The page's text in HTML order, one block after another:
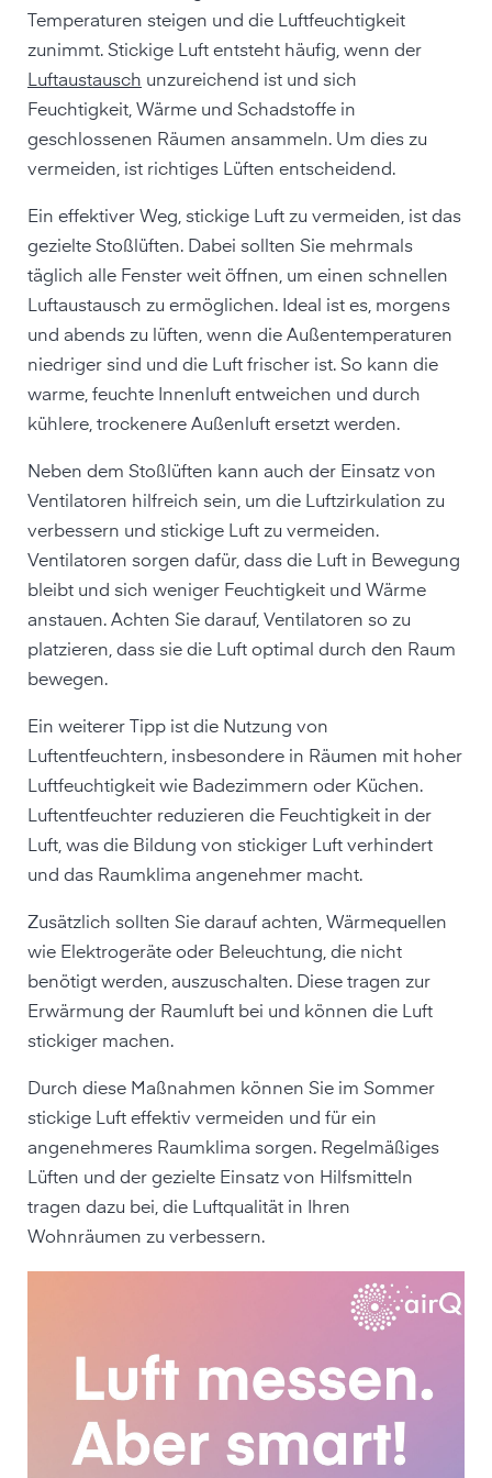
Temperaturen steigen und die Luftfeuchtigkeit
zunimmt. Stickige Luft entsteht häufig, wenn der
Luftaustausch unzureichend ist und sich
Feuchtigkeit, Wärme und Schadstoffe in
geschlossenen Räumen ansammeln. Um dies zu
vermeiden, ist richtiges Lüften entscheidend.
Ein effektiver Weg, stickige Luft zu vermeiden, ist das
gezielte Stoßlüften. Dabei sollten Sie mehrmals
täglich alle Fenster weit öffnen, um einen schnellen
Luftaustausch zu ermöglichen. Ideal ist es, morgens
und abends zu lüften, wenn die Außentemperaturen
niedriger sind und die Luft frischer ist. So kann die
warme, feuchte Innenluft entweichen und durch
kühlere, trockenere Außenluft ersetzt werden.
Neben dem Stoßlüften kann auch der Einsatz von
Ventilatoren hilfreich sein, um die Luftzirkulation zu
verbessern und stickige Luft zu vermeiden.
Ventilatoren sorgen dafür, dass die Luft in Bewegung
bleibt und sich weniger Feuchtigkeit und Wärme
anstauen. Achten Sie darauf, Ventilatoren so zu
platzieren, dass sie die Luft optimal durch den Raum
bewegen.
Ein weiterer Tipp ist die Nutzung von
Luftentfeuchtern, insbesondere in Räumen mit hoher
Luftfeuchtigkeit wie Badezimmern oder Küchen.
Luftentfeuchter reduzieren die Feuchtigkeit in der
Luft, was die Bildung von stickiger Luft verhindert
und das Raumklima angenehmer macht.
Zusätzlich sollten Sie darauf achten, Wärmequellen
wie Elektrogeräte oder Beleuchtung, die nicht
benötigt werden, auszuschalten. Diese tragen zur
Erwärmung der Raumluft bei und können die Luft
stickiger machen.
Durch diese Maßnahmen können Sie im Sommer
stickige Luft effektiv vermeiden und für ein
angenehmeres Raumklima sorgen. Regelmäßiges
Lüften und der gezielte Einsatz von Hilfsmitteln
tragen dazu bei, die Luftqualität in Ihren
Wohnräumen zu verbessern.